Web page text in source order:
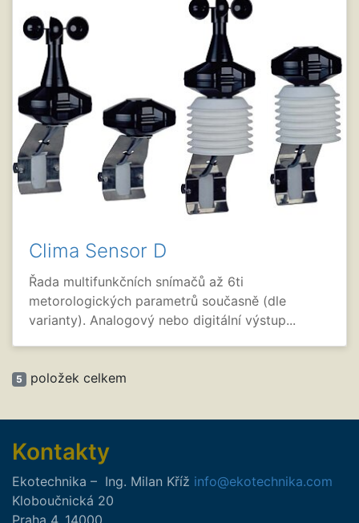
Clima Sensor D
Řada multifunkčních snímačů až 6ti
metorologických parametrů současně (dle
varianty). Analogový nebo digitální výstup...
5 položek celkem
Kontakty
Ekotechnika – Ing. Milan Kříž info@ekotechnika.com
Kloboučnická 20